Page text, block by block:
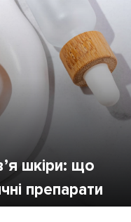
шкіри: що
препарати